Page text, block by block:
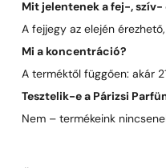
Mit jelentenek a fej-, szív-
A fejjegy az elején
Mi a koncentráció?
A terméktől függően: akár
Tesztelik-e a Párizsi
Nem – termékeink